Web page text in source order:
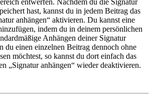
hast, kannst du in jedem Beitrag das
anhängen“ aktivieren. Du kannst eine
indem du in deinem persönlichen
Anhängen deiner Signatur
du einen einzelnen Beitrag dennoch ohne
möchtest, so kannst du dort einfach das
„Signatur anhängen“ wieder deaktivieren.